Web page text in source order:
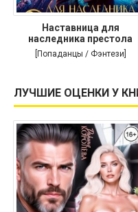
Наставница для
наследника престола
[Попаданцы / Фэнтези]
ЛУЧШИЕ ОЦЕНКИ У